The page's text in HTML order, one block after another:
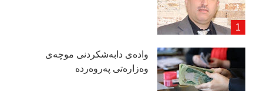
وادەی دابەشكردنی موچەی
وەزارەتی پەروەردە